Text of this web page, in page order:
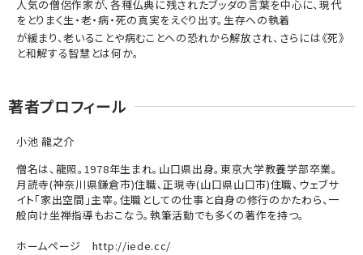
人気の僧侶作家が、各種仏典に残されたブッダの言葉を中心に、現代
をとりまく生・老・病・死の真実をえぐり出す。生存への執着
が緩まり、老いることや病むことへの恐れから解放され、さらには《死》
と和解する智慧とは何か。
著者プロフィール
小池 龍之介
僧名は、龍照。1978年生まれ。山口県出身。東京大学教養学部卒業。
月読寺(神奈川県鎌倉市)住職、正現寺(山口県山口市)住職、ウェブサ
イト「家出空間」主宰。住職としての仕事と自身の修行のかたわら、一
般向け坐禅指導もおこなう。執筆活動でも多くの著作を持つ。
ホームページ http://iede.cc/